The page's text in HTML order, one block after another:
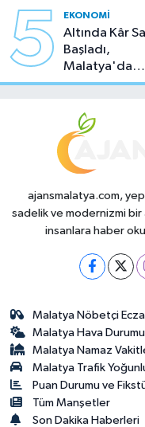
5 EKONOMI
Altında Kâr
Başladı,
Malatya'da
Makas Ne
ajansmalatya.com,
sadelik ve modernizmi bir
insanlara haber
Malatya Nöbetçi
Malatya Hava Durumu
Malatya Namaz
Malatya Trafik
Puan Durumu ve
Tüm Manşetler
Son Dakika Haberleri